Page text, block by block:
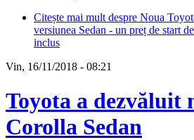
Citește mai mult despre Noua
versiunea Sedan - un preț de start
inclus
Vin, 16/11/2018 - 08:21
Toyota a dezvăluit
Corolla Sedan